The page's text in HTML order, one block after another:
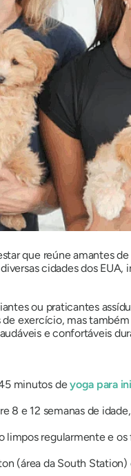
que reúne amantes
cidades dos
ou praticantes
de exercício, mas
​​e confortáveis
minutos deyoga para
8 e 12 semanas de
limpos regularmente e
(área da South Station)